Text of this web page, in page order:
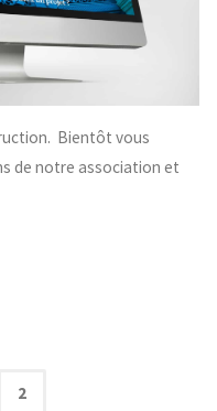
Bientôt vous
de notre association et
2